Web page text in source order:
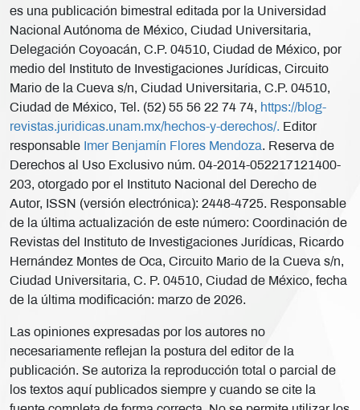
es una publicación bimestral editada por la Universidad
Nacional Autónoma de México, Ciudad Universitaria,
Delegación Coyoacán, C.P. 04510, Ciudad de México, por
medio del Instituto de Investigaciones Jurídicas, Circuito
Mario de la Cueva s/n, Ciudad Universitaria, C.P. 04510,
Ciudad de México, Tel. (52) 55 56 22 74 74, https://blog-
revistas.juridicas.unam.mx/hechos-y-derechos/. Editor
responsable Imer Benjamín Flores Mendoza. Reserva de
Derechos al Uso Exclusivo núm. 04-2014-052217121400-
203, otorgado por el Instituto Nacional del Derecho de
Autor, ISSN (versión electrónica): 2448-4725. Responsable
de la última actualización de este número: Coordinación de
Revistas del Instituto de Investigaciones Jurídicas, Ricardo
Hernández Montes de Oca, Circuito Mario de la Cueva s/n,
Ciudad Universitaria, C. P. 04510, Ciudad de México, fecha
de la última modificación: marzo de 2026.
Las opiniones expresadas por los autores no
necesariamente reflejan la postura del editor de la
publicación. Se autoriza la reproducción total o parcial de
los textos aquí publicados siempre y cuando se cite la